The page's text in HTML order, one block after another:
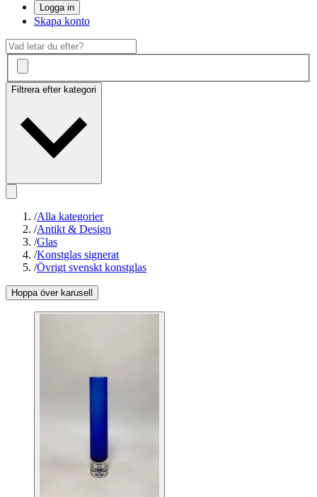
Logga in
Skapa konto
Filtrera efter kategori
/Alla kategorier
/Antikt & Design
/Glas
/Konstglas signerat
/Övrigt svenskt konstglas
Hoppa över karusell